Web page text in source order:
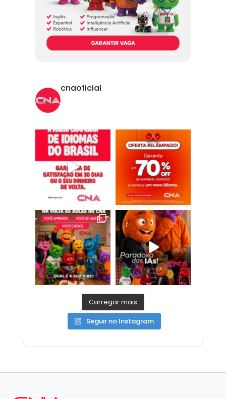
cnaoficial
Novo CNA. Vem com tudo!
Espanhol, Programação, Robótica, IA e
Carregar mais
Seguir no Instagram